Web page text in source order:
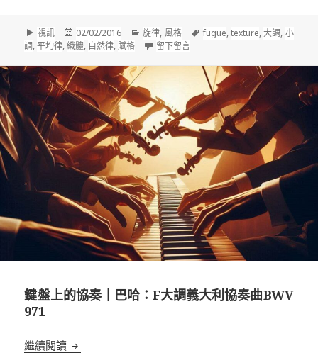
格
式
視訊
發
佈
02/02/2016
分
類
旋律, 風格
標
fugue,texture,大調, 小
調,平均律,織體, 自然律, 賦格 留下留言在 近似律的擁護者｜巴哈：適律
鍵盤上的協奏｜巴哈：F大調義大利協奏曲BWV
971
繼續閱讀 鍵盤上的協奏｜巴哈：F大調義大利協奏曲BWV 971